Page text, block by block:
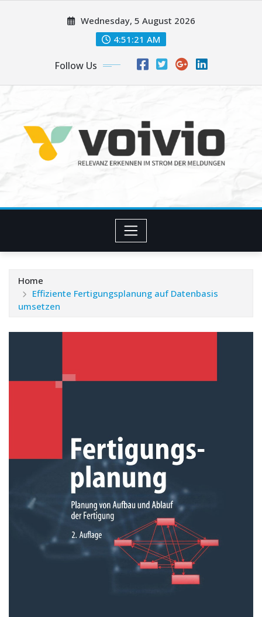
Wednesday, 5 August 2026
4:51:21 AM
Follow Us
Home
Effiziente Fertigungsplanung auf Datenbasis
umsetzen